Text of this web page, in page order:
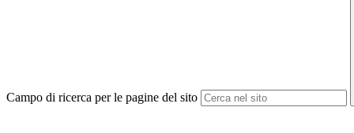
Campo di ricerca per le pagine del sito